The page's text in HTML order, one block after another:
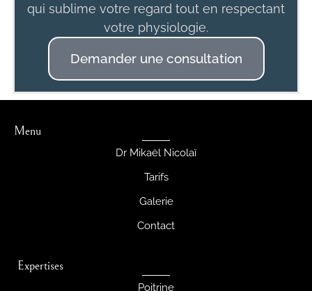
qui sublime votre regard tout en respectant
votre physiologie.
Demander une consultation
Expertises
Poitrine
Menu
Dr Mikaël Nicolaï
Tarifs
Galerie
Contact